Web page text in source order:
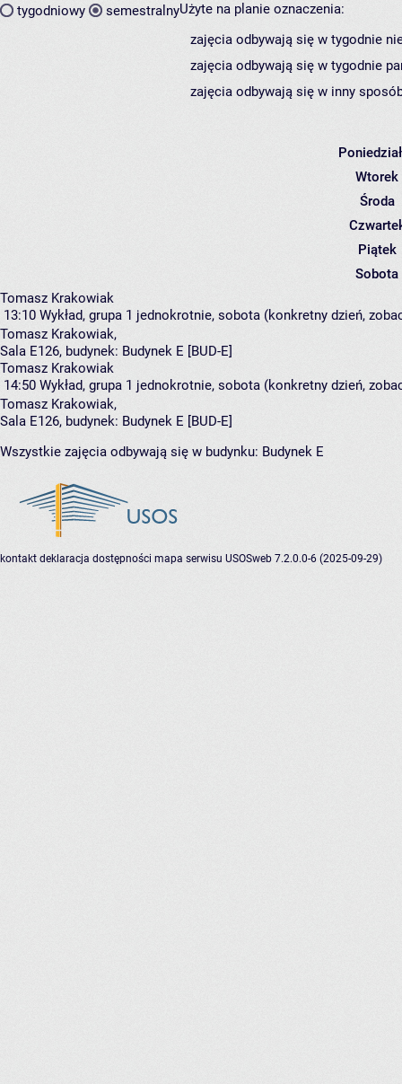
tygodniowy semestralnyUżyte na planie oznaczenia:
zajęcia odbywają się w tygodnie
zajęcia odbywają się w tygodnie
zajęcia odbywają się w inny
Wtorek
Środa
Piątek
Sobota
Tomasz Krakowiak
13:10 Wykład, grupa 1 jednokrotnie, sobota (konkretny dzień,
Tomasz Krakowiak,
Sala E126, budynek: Budynek E [BUD-E]
Tomasz Krakowiak
14:50 Wykład, grupa 1 jednokrotnie, sobota (konkretny dzień,
Tomasz Krakowiak,
Sala E126, budynek: Budynek E [BUD-E]
Wszystkie zajęcia odbywają się w budynku: Budynek E
kontakt deklaracja dostępności mapa serwisu USOSweb 7.2.0.0-6 (2025-09-29)